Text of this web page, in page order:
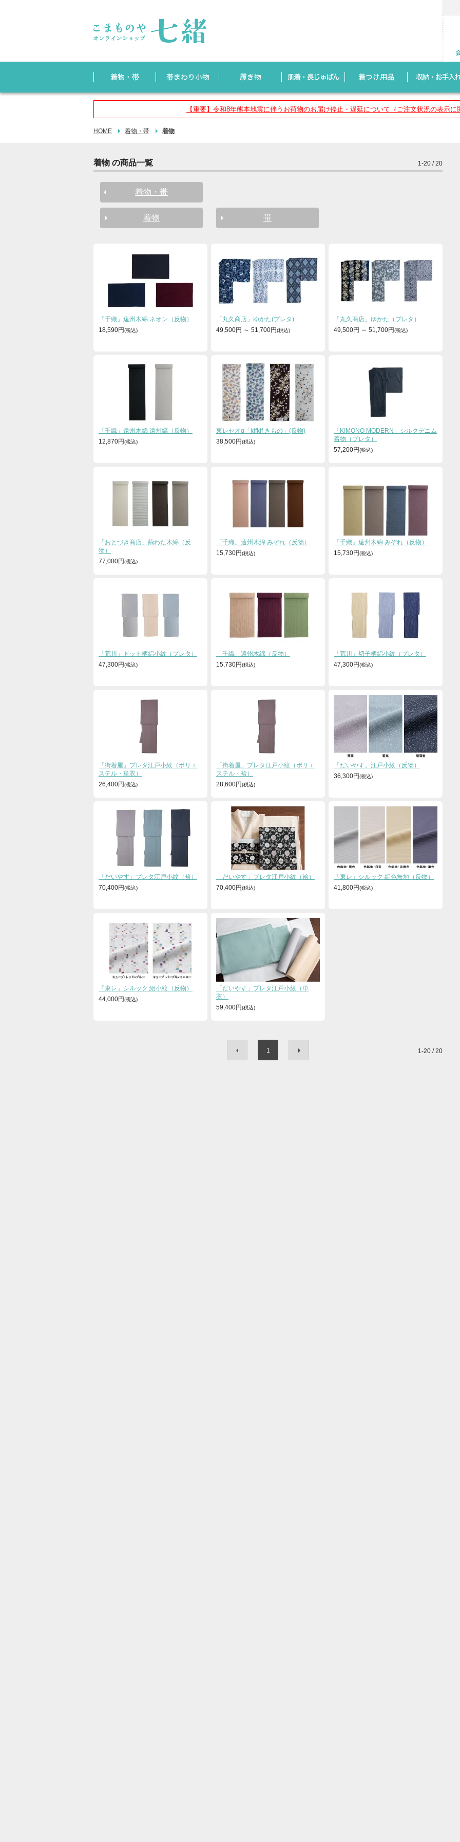
【重要】令和8年熊本地震に伴うお荷物のお届け停止・遅延について（ご注文状況の表示に
HOME 着物・帯 着物
着物 の商品一覧 1-20 / 20
着物・帯
着物 帯
「千織」遠州木綿 ネオン（反物）
18,590円
「丸久商店」ゆかた(プレタ)
49,500円 ～ 51,700円
「丸久商店」ゆかた（プレタ）
49,500円 ～ 51,700円
「千織」遠州木綿 遠州縞（反物）
12,870円
東レセオα「kifkif きもの」(反物)
38,500円
「KIMONO MODERN」シルクデニム
着物（プレタ）
57,200円
「おとづき商店」繭わた木綿（反
物）
77,000円
「千織」遠州木綿 みぞれ（反物）
15,730円
「千織」遠州木綿 みぞれ（反物）
15,730円
「荒川」ドット柄絽小紋（プレタ）
47,300円
「千織」遠州木綿（反物）
15,730円
「荒川」切子柄絽小紋（プレタ）
47,300円
「街着屋」プレタ江戸小紋（ポリエ
ステル・単衣）
26,400円
「街着屋」プレタ江戸小紋（ポリエ
ステル・袷）
28,600円
「だいやす」江戸小紋（反物）
36,300円
「だいやす」プレタ江戸小紋（袷）
70,400円
「だいやす」プレタ江戸小紋（袷）
70,400円
「東レ」シルック 絽色無地（反物）
41,800円
「東レ」シルック 絽小紋（反物）
44,000円
「だいやす」プレタ江戸小紋（単
衣）
59,400円
1 1-20 / 20